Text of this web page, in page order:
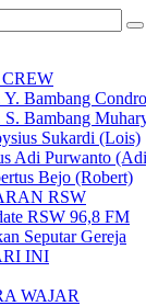
Bambang
S. Bambang
Sukardi (Lois)
Adi Purwanto
Bejo (Robert)
RSW
RSW 96,8 FM
Seputar Gereja
INI
WAJAR